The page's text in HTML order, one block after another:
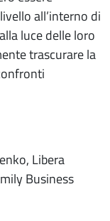
all’interno di
luce delle loro
trascurare la
Libera
Business